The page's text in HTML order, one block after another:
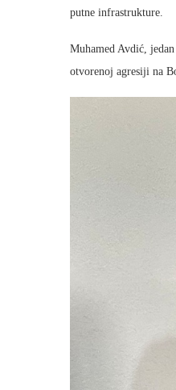
putne infrastrukture.
Muhamed Avdić,
otvorenoj agresiji na